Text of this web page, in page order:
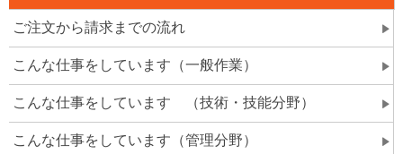
ご注文から請求までの流れ
こんな仕事をしています（一般作業）
こんな仕事をしています （技術・技能分野）
こんな仕事をしています（管理分野）